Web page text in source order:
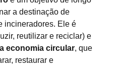
a destinação de
incineradores. Ele é
reutilizar e reciclar) e
economia circular, que
restaurar e